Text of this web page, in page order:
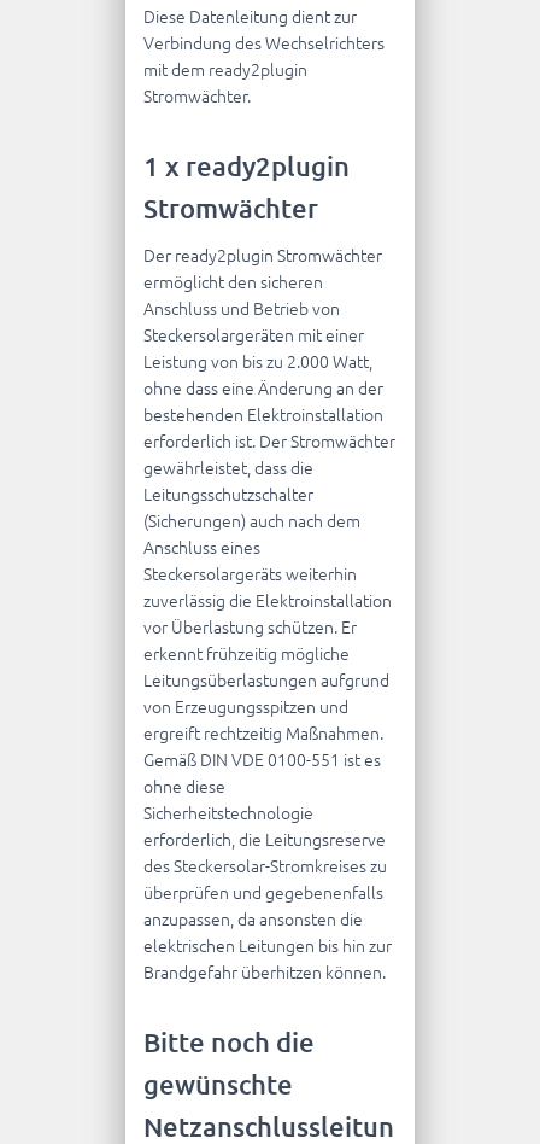
Diese Datenleitung dient zur
Verbindung des Wechselrichters
mit dem ready2plugin
Stromwächter.
1 x ready2plugin
Stromwächter
Der ready2plugin Stromwächter
ermöglicht den sicheren
Anschluss und Betrieb von
Steckersolargeräten mit einer
Leistung von bis zu 2.000 Watt,
ohne dass eine Änderung an der
bestehenden Elektroinstallation
erforderlich ist. Der Stromwächter
gewährleistet, dass die
Leitungsschutzschalter
(Sicherungen) auch nach dem
Anschluss eines
Steckersolargeräts weiterhin
zuverlässig die Elektroinstallation
vor Überlastung schützen. Er
erkennt frühzeitig mögliche
Leitungsüberlastungen aufgrund
von Erzeugungsspitzen und
ergreift rechtzeitig Maßnahmen.
Gemäß DIN VDE 0100-551 ist es
ohne diese
Sicherheitstechnologie
erforderlich, die Leitungsreserve
des Steckersolar-Stromkreises zu
überprüfen und gegebenenfalls
anzupassen, da ansonsten die
elektrischen Leitungen bis hin zur
Brandgefahr überhitzen können.
Bitte noch die
gewünschte
Netzanschlussleitun